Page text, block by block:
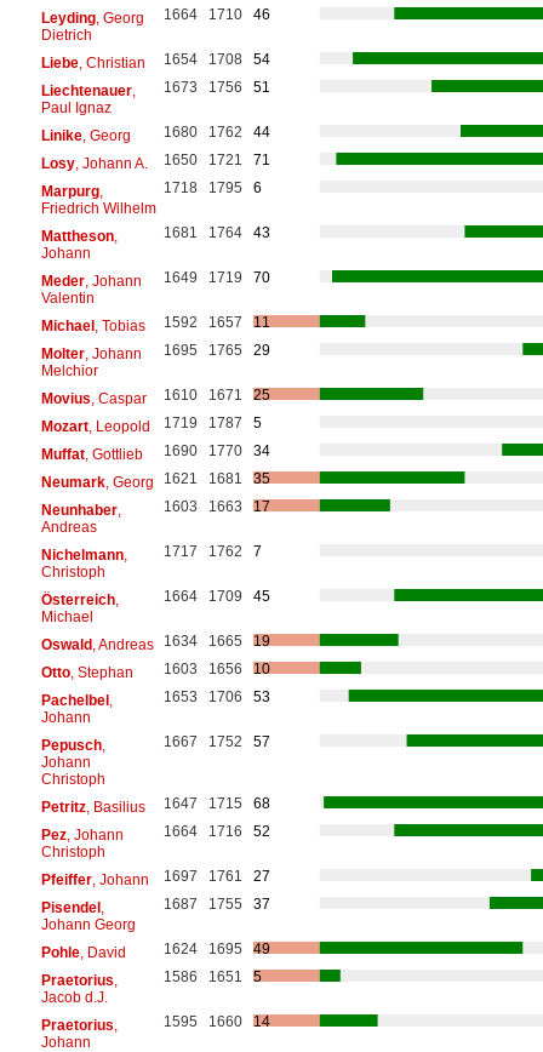
Leyding, Georg
Dietrich
1664 1710 46
Liebe, Christian 1654 1708
54
Liechtenauer,
Paul Ignaz
1673 1756 51
Linike, Georg 1680 1762
44
Losy, Johann A. 1650 1721
71
Marpurg,
Friedrich Wilhelm
1718 1795 6
Mattheson,
Johann
1681 1764 43
Meder, Johann
Valentin
1649 1719 70
Michael, Tobias 1592 1657
11
Molter, Johann
Melchior
1695 1765 29
Movius , Caspar 1610 1671
25
Mozart, Leopold 1719 1787
5
Muffat, Gottlieb 1690 1770
34
Neumark, Georg 1621 1681
35
Neunhaber,
Andreas
1603 1663 17
Nichelmann,
Christoph
1717 1762 7
Österreich,
Michael
1664 1709 45
Oswald, Andreas 1634 1665
19
Otto, Stephan 1603 1656
10
Pachelbel,
Johann
1653 1706 53
Pepusch,
Johann
Christoph
1667 1752 57
Petritz, Basilius 1647 1715
68
Pez, Johann
Christoph
1664 1716 52
Pfeiffer, Johann 1697 1761
27
Pisendel,
Johann Georg
1687 1755 37
Pohle, David 1624 1695
49
Praetorius
Jacob d.J.
1586 1651 5
Praetorius
Johann
1595 1660 14